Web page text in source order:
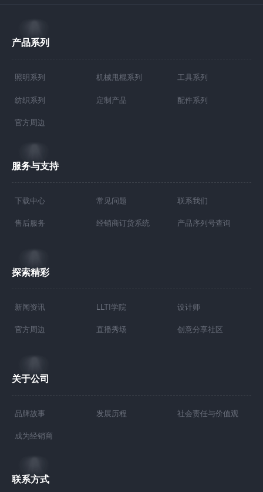
产品系列
照明系列 机械甩棍系列 工具系列
纺织系列 定制产品 配件系列
官方周边
服务与支持
下载中心 常见问题 联系我们
售后服务 经销商订货系统 产品序列号查询
探索精彩
新闻资讯 LLTI学院 设计师
官方周边 直播秀场 创意分享社区
关于公司
品牌故事 发展历程 社会责任与价值观
成为经销商
联系方式